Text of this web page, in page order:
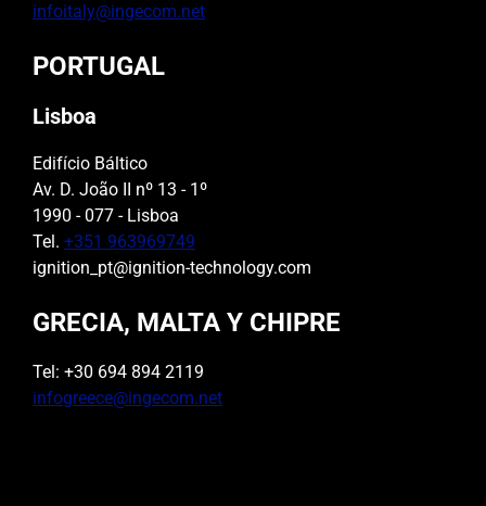
infoitaly@ingecom.net
PORTUGAL
Lisboa
Edifício Báltico
Av. D. João II nº 13 - 1º
1990 - 077 - Lisboa
Tel. +351 963969749
ignition_pt@ignition-technology.com
GRECIA, MALTA Y CHIPRE
Tel: +30 694 894 2119
infogreece@ingecom.net